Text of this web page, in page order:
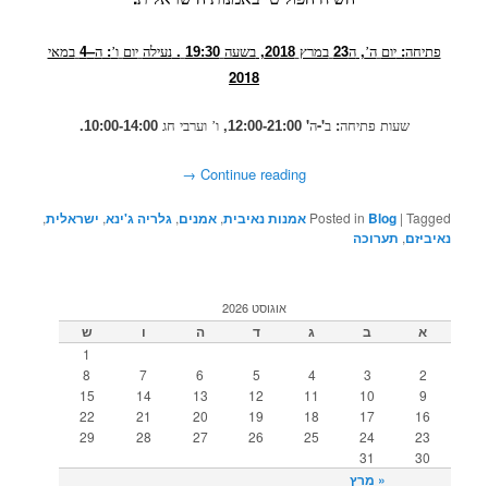
פתיחה:יום ה’,ה23 במרץ 2018
,בשעה 19:30
.נעילה יום ו’:ה–
4 במאי
2018
שעות פתיחה:ב'-ה'
12:00-21:00
,ו’ וערבי חג 10:00-14:00
.
Continue reading
→
Posted inBlog |Tagged אמנות נאיבית,אמנים,גלריה ג'ינא,ישראלית,
נאיביזם,תערוכה
אוגוסט 2026
א ב ד ה ש
« מרץ
2
3
4
5
7
9
10
11
12
13
14
15
16
17
18
19
20
21
22
23
24
25
26
27
28
29
30
31